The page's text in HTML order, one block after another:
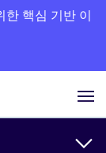
핵심 기반 이